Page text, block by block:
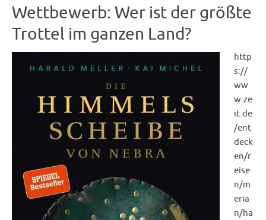
Wettbewerb: Wer ist der größte
Trottel im ganzen Land?
http
s://
ww
w.ze
it.de
/ent
deck
en/r
eise
n/m
eria
n/ha